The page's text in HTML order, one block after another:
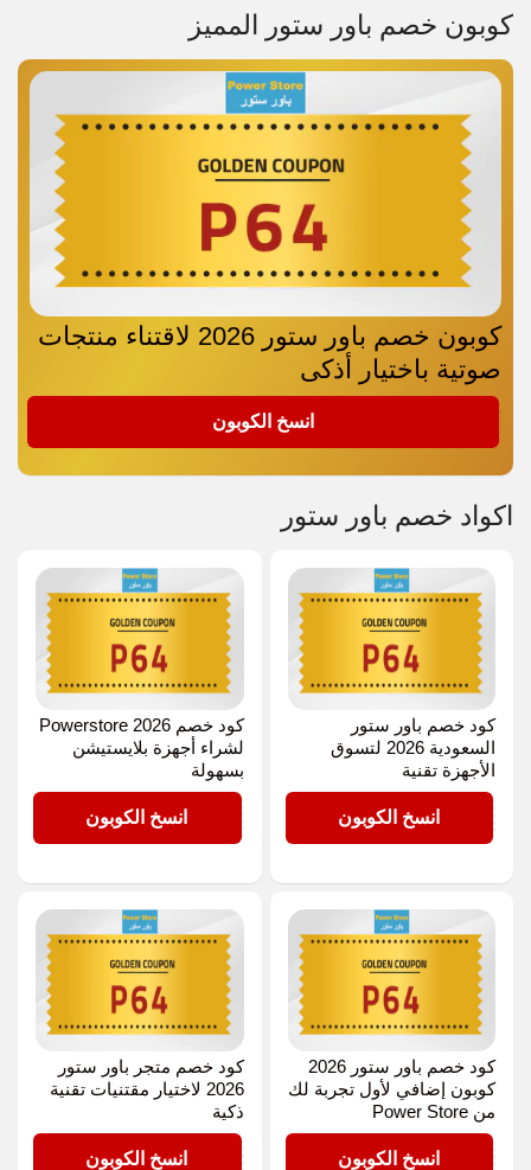
كوبون خصم باور ستور المميز
كوبون خصم باور ستور 2026 لاقتناء منتجات
صوتية باختيار أذكى
انسخ الكوبون
اكواد خصم باور ستور
كود خصم باور ستور
السعودية 2026 لتسوق
الأجهزة تقنية
انسخ الكوبون
كود خصم Powerstore 2026
لشراء أجهزة بلايستيشن
بسهولة
انسخ الكوبون
كود خصم باور ستور 2026
كوبون إضافي لأول تجربة لك
من Power Store
انسخ الكوبون
كود خصم متجر باور ستور
2026 لاختيار مقتنيات تقنية
ذكية
انسخ الكوبون